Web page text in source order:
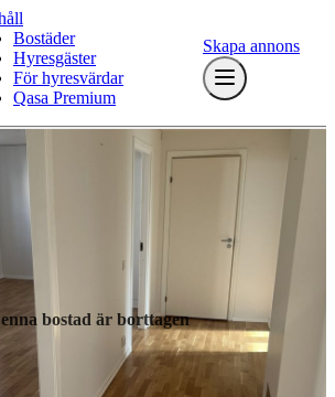
Bostäder
Hyresgäster
För hyresvärdar
Qasa Premium
Skapa annons
bostad är borttagen